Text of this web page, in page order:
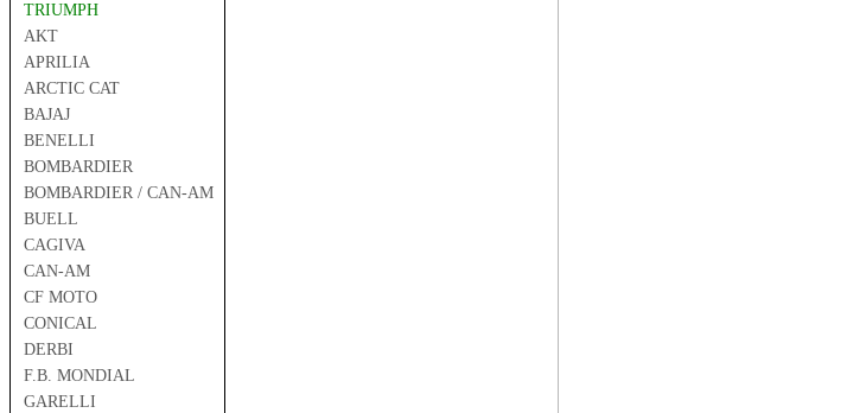
TRIUMPH
AKT
APRILIA
ARCTIC CAT
BAJAJ
BENELLI
BOMBARDIER
BOMBARDIER / CAN-AM
BUELL
CAGIVA
CAN-AM
CF MOTO
CONICAL
DERBI
F.B. MONDIAL
GARELLI